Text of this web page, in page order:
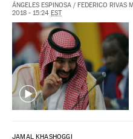
ÁNGELES ESPINOSA / FEDERICO RIVAS
2018 - 15:24 EST
JAMAL KHASHOGGI